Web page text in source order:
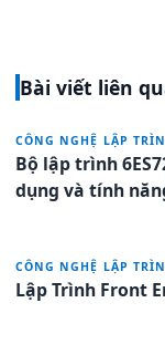
Bài viết liên
CÔNG NGHỆ LẬP
Bộ lập trình
dụng và tính
CÔNG NGHỆ LẬP
Lập Trình Front